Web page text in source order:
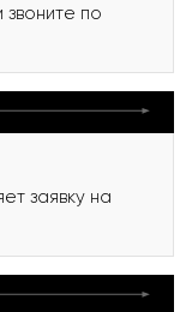
звоните по
заявку на